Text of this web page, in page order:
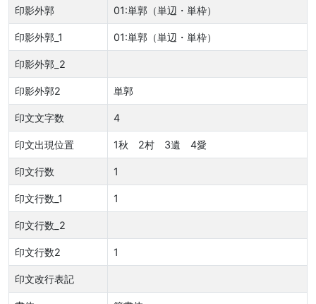
印影外郭 01:単郭（単辺・単枠）
印影外郭_1 01:単郭（単辺・単枠）
印影外郭_2
印影外郭2 単郭
印文文字数 4
印文出現位置 1秋 2村 3遺 4愛
印文行数 1
印文行数_1 1
印文行数_2
印文行数2 1
印文改行表記